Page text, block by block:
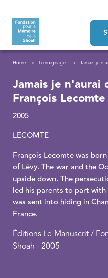
Breadcrumb
Home Témoignages Jamais je
Jamais je n'aurai
François Lecomte
2005
LECOMTE
François Lecomte was
of Lévy. The war and the
upside down. The
led his parents to part
was sent into hiding in
France.
Éditions Le Manuscrit /
Shoah - 2005